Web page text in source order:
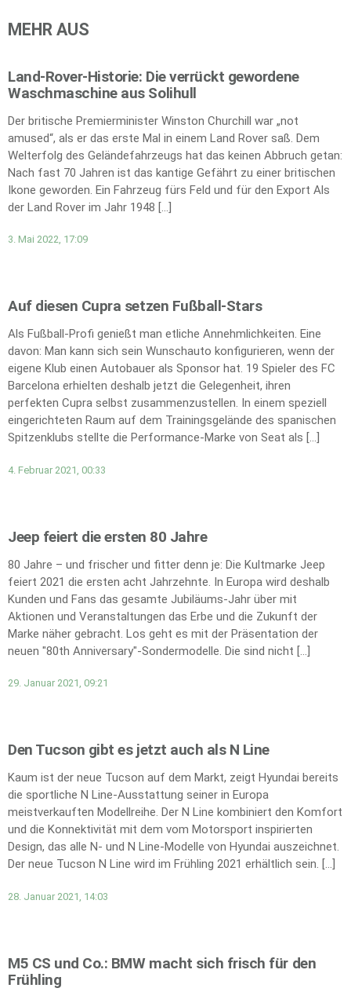
MEHR AUS
Land-Rover-Historie: Die verrückt gewordene
Waschmaschine aus Solihull
Der britische Premierminister Winston Churchill war „not
amused“, als er das erste Mal in einem Land Rover saß. Dem
Welterfolg des Geländefahrzeugs hat das keinen Abbruch getan:
Nach fast 70 Jahren ist das kantige Gefährt zu einer britischen
Ikone geworden. Ein Fahrzeug fürs Feld und für den Export Als
der Land Rover im Jahr 1948 […]
3. Mai 2022, 17:09
Auf diesen Cupra setzen Fußball-Stars
Als Fußball-Profi genießt man etliche Annehmlichkeiten. Eine
davon: Man kann sich sein Wunschauto konfigurieren, wenn der
eigene Klub einen Autobauer als Sponsor hat. 19 Spieler des FC
Barcelona erhielten deshalb jetzt die Gelegenheit, ihren
perfekten Cupra selbst zusammenzustellen. In einem speziell
eingerichteten Raum auf dem Trainingsgelände des spanischen
Spitzenklubs stellte die Performance-Marke von Seat als […]
4. Februar 2021, 00:33
Jeep feiert die ersten 80 Jahre
80 Jahre – und frischer und fitter denn je: Die Kultmarke Jeep
feiert 2021 die ersten acht Jahrzehnte. In Europa wird deshalb
Kunden und Fans das gesamte Jubiläums-Jahr über mit
Aktionen und Veranstaltungen das Erbe und die Zukunft der
Marke näher gebracht. Los geht es mit der Präsentation der
neuen "80th Anniversary"-Sondermodelle. Die sind nicht […]
29. Januar 2021, 09:21
Den Tucson gibt es jetzt auch als N Line
Kaum ist der neue Tucson auf dem Markt, zeigt Hyundai bereits
die sportliche N Line-Ausstattung seiner in Europa
meistverkauften Modellreihe. Der N Line kombiniert den Komfort
und die Konnektivität mit dem vom Motorsport inspirierten
Design, das alle N- und N Line-Modelle von Hyundai auszeichnet.
Der neue Tucson N Line wird im Frühling 2021 erhältlich sein. […]
28. Januar 2021, 14:03
M5 CS und Co.: BMW macht sich frisch für den
Frühling